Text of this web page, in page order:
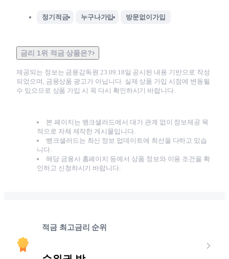
정기적금 누구나가입 방문없이가입
금리 1위 적금 상품은?
제공되는 정보는 금융감독원23.09.18일 공시된 내용 기반으로 작성
되었으며, 금융상품 광고가 아닙니다. 실제 상품 가입 시점에 변동될
수 있으므로 상품 가입 시 꼭 다시 확인하시기 바랍니다.
본 페이지는 뱅크샐러드에서 대가 관계 없이 정보제공 목
적으로 자체 제작한 게시물입니다.
뱅크샐러드는 최신 정보 업데이트에 최선을 다하고 있습
니다.
해당 금융사 홈페이지 등에서 상품 정보와 이용 조건을 확
인하고 신청하시기 바랍니다.
적금 최고금리 순위